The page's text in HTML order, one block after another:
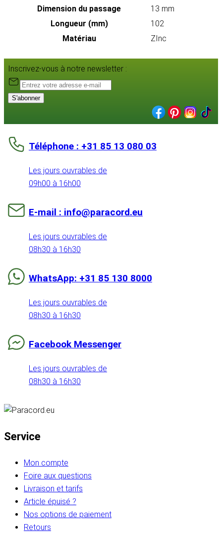
Dimension du passage
13 mm
Longueur (mm)
102
Matériau
ZInc
Inscrivez-vous à notre newsletter :
S'abonner
Téléphone : +31 85 13 080 03
Les jours ouvrables de
09h00 à 16h00
E-mail : info@paracord.eu
Les jours ouvrables de
08h30 à 16h30
WhatsApp: +31 85 130 8000
Les jours ouvrables de
08h30 à 16h30
Facebook Messenger
Les jours ouvrables de
08h30 à 16h30
Service
Mon compte
Foire aux questions
Livraison et tarifs
Article épuisé ?
Nos options de paiement
Retours